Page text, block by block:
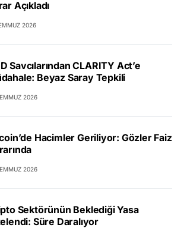
Açıkladı
2026
Savcılarından CLARITY Act’e
Beyaz Saray Tepkili
2026
Hacimler Geriliyor: Gözler Faiz
2026
Sektörünün Beklediği Yasa
Süre Daralıyor